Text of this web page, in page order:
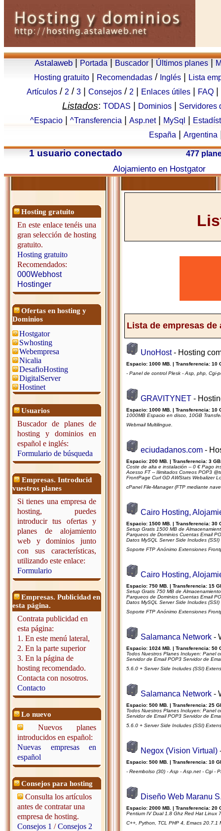
Astalaweb Portada Buscador Últimos planes
Hosting gratuito
Recomendadas / Inglés
Lista
Artículos / 2 / 3 Consejos / 2 Enlaces útiles FAQ
Listados: TODAS Dominios
Servidores
^Espacio
^Transferencia Asp.net| MySql
España
Argentina
1 usuario conectado
477
Alojamiento en Hostgator
Hosting gratuito
En este enlace tenéis una
gran selección de hosting
gratuito.
Hosting gratuito
Recomendados:
000Webhost
Hostinger
Ofertas en hosting y
Dominios
Hostgator
Swhosting
Webempresa
Nicalia
DesafioHosting
DigitalServer
Hostinet
Usuarios
Buscador de planes de
hosting y dominios en
español e inglés:
Formulario de búsqueda
Empresas. Introducid
vuestros planes
Si tienes una empresa de
hosting, puedes
introducir tus ofertas y
planes de alojamiento
web y dominios junto
con sus características,
utilizando este enlace:
Formulario
Empresas. Publicidad en
esta página.
Contrata publicidad en
esta página:
1. En este menú lateral,
2. En la parte superior
3. En la página de
hosting recomendado.
Contacta con nosotros.
Contacto
Lo nuevo
Nuevos planes
introducidos en español:
Nuevas empresas en
español
Consejos para hosting
Consulta los artículos
antes de contratar una
empresa de hosting.
Consejos 1 /Consejos 2
Lista de empresas
UnoHost- Hosting
Espacio: 1000 MB. | Transferencia: 10
- Panel de control Plesk - Asp, php, Cgi-
GRAVITYNET -
Espacio: 1000 MB. | Transferencia: 10
1000MB Espacio en disco, 10GB
Webmail Multilingue.
eciudadanos.com -
Espacio: 200 MB. | Transferencia: 3
Coste de alta e instalación -- 0 € Pago
Acesso FT -- Ilimitados Correos POP3
FrontPage Curl GD AWStats Webalizer
cPanel File-Manager (FTP mediante
Cairo Hosting,
Espacio: 1500 MB. | Transferencia: 30
Setup Gratis 1500 MB de
Parqueos de Dominios Cuentas Email
Datos MySQL Server Side Includes
Soporte FTP Anónimo Extensiones
Cairo Hosting,
Espacio: 750 MB. | Transferencia: 15
Setup Gratis 750 MB de
Parqueos de Dominios Cuentas Email
Datos MySQL Server Side Includes
Soporte FTP Anónimo Extensiones
Salamanca Network -
Espacio: 1024 MB. | Transferencia: 50
Todos Nuestros Planes Incluyen: Panel
Servidor de Email POP3 Servidor de
5.6.0 + Server Side Includes (SSI)
Salamanca Network -
Espacio: 500 MB. | Transferencia: 25
Todos Nuestros Planes Incluyen: Panel
Servidor de Email POP3 Servidor de
5.6.0 + Server Side Includes (SSI)
Negox (Vision Virtual)
Espacio: 500 MB. | Transferencia: 10
- Reembolso (30) - Asp - Asp.net - Cgi -
Diseño Web Maranu
Espacio: 2000 MB. | Transferencia: 20
Pentium IV Dual 1.8 Ghz Red Hat Linux
C++, Python, TCL PHP 4, Emacs 20.7.1